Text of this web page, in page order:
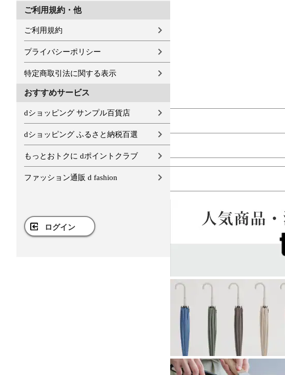
ご利用規約・他
ご利用規約
プライバシーポリシー
特定商取引法に関する表示
おすすめサービス
dショッピング サンプル百貨店
dショッピング ふるさと納税百選
もっとおトクに dポイントクラブ
ファッション通販 d fashion
ログイン